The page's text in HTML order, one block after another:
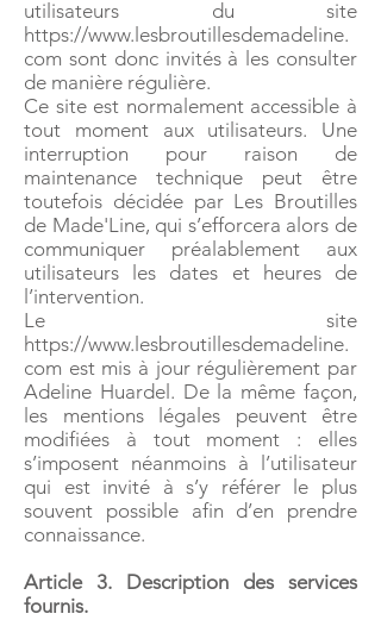
utilisateurs du site
https://www.lesbroutillesdemadeline.
com sont donc invités à les consulter
de manière régulière.
Ce site est normalement accessible à
tout moment aux utilisateurs. Une
interruption pour raison de
maintenance technique peut être
toutefois décidée par Les Broutilles
de Made'Line, qui s’efforcera alors de
communiquer préalablement aux
utilisateurs les dates et heures de
l’intervention.
Le site
https://www.lesbroutillesdemadeline.
com est mis à jour régulièrement par
Adeline Huardel. De la même façon,
les mentions légales peuvent être
modifiées à tout moment : elles
s’imposent néanmoins à l’utilisateur
qui est invité à s’y référer le plus
souvent possible afin d’en prendre
connaissance.
Article 3. Description des services
fournis.